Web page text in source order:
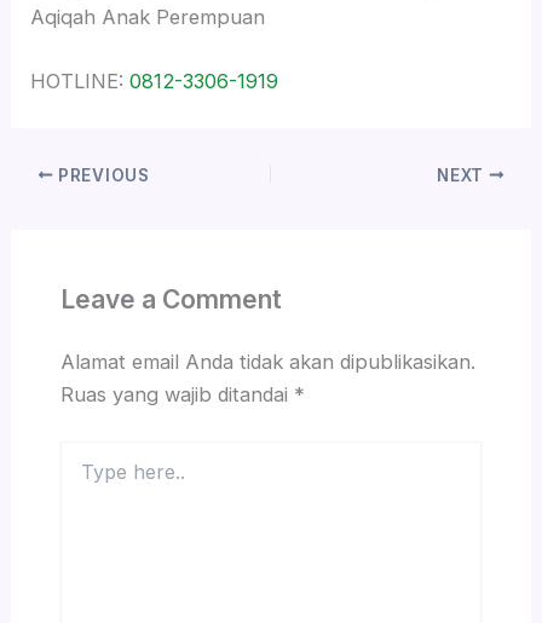
Aqiqah Anak Perempuan
HOTLINE: 0812-3306-1919
PREVIOUS NEXT
Leave a Comment
Alamat email Anda tidak akan dipublikasikan.
Ruas yang wajib ditandai *
here..